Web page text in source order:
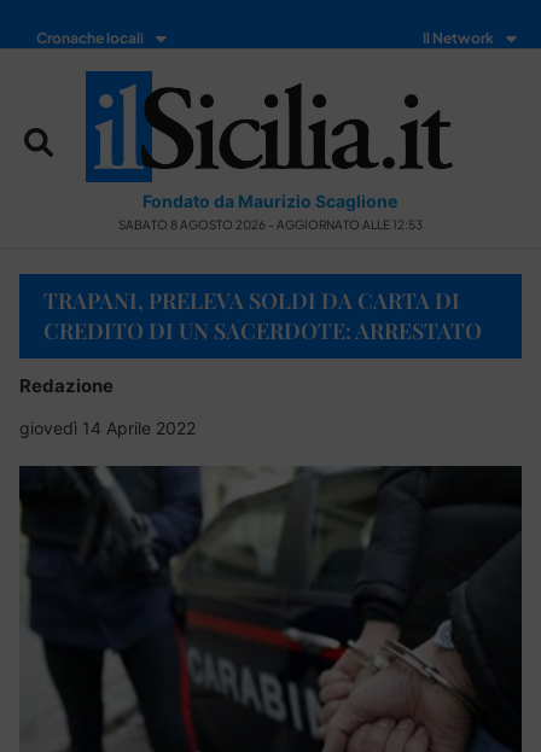
Cronache locali Il Network
Fondato da Maurizio Scaglione
SABATO 8 AGOSTO 2026 - AGGIORNATO ALLE 12:53
TRAPANI, PRELEVA SOLDI DA CARTA DI
CREDITO DI UN SACERDOTE: ARRESTATO
Redazione
giovedì 14 Aprile 2022